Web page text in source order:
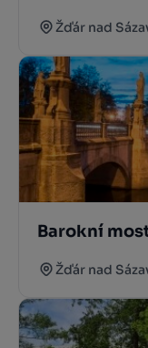
Žďár nad
Barokní
Žďár nad